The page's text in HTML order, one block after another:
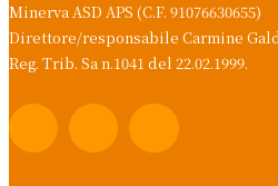
Minerva ASD APS (C.F. 91076630655)
Direttore/responsabile Carmine
Reg. Trib. Sa n.1041 del 22.02.1999.